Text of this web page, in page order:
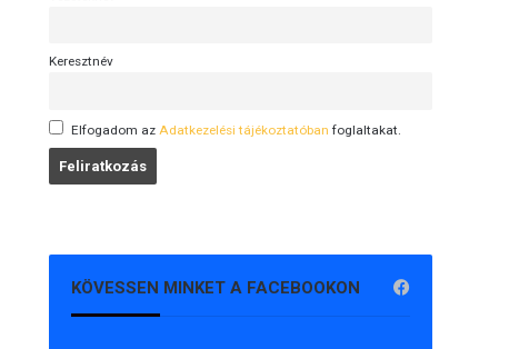
Keresztnév
Elfogadom az Adatkezelési tájékoztatóban foglaltakat.
KÖVESSEN MINKET A FACEBOOKON